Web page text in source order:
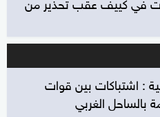
: اشتباكات بين قوات
بالساحل الغربي